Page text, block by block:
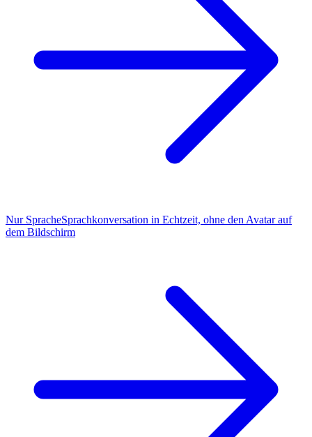
Nur SpracheSprachkonversation in Echtzeit, ohne den Avatar auf
dem Bildschirm